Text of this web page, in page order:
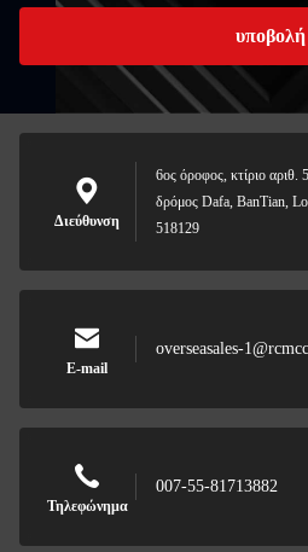
υποβολή
Διεύθυνση
6ος όροφος, κτίριο αριθ.
δρόμος Dafa, BanTian,
518129
E-mail
overseasales-
Τηλεφώνημα
007-55-81713882